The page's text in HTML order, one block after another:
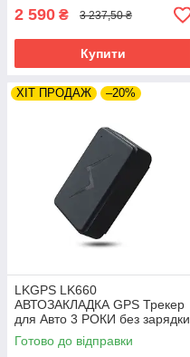
2 590 ₴ 3 237,50 ₴
Купити
ХІТ ПРОДАЖ –20%
LKGPS LK660
АВТОЗАКЛАДКА GPS Трекер
для Авто 3 РОКИ без зарядки
3600мАч МАГНІТ НЕ
сканується
Готово до відправки